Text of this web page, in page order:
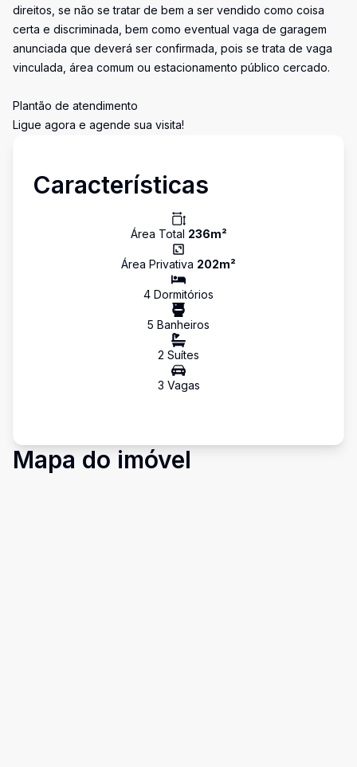
direitos, se não se tratar de bem a ser vendido como coisa
certa e discriminada, bem como eventual vaga de garagem
anunciada que deverá ser confirmada, pois se trata de vaga
vinculada, área comum ou estacionamento público cercado.
Plantão de atendimento
Ligue agora e agende sua visita!
Características
Área Total 236m²
Área Privativa 202m²
4 Dormitórios
5 Banheiros
2 Suítes
3 Vagas
Mapa do imóvel